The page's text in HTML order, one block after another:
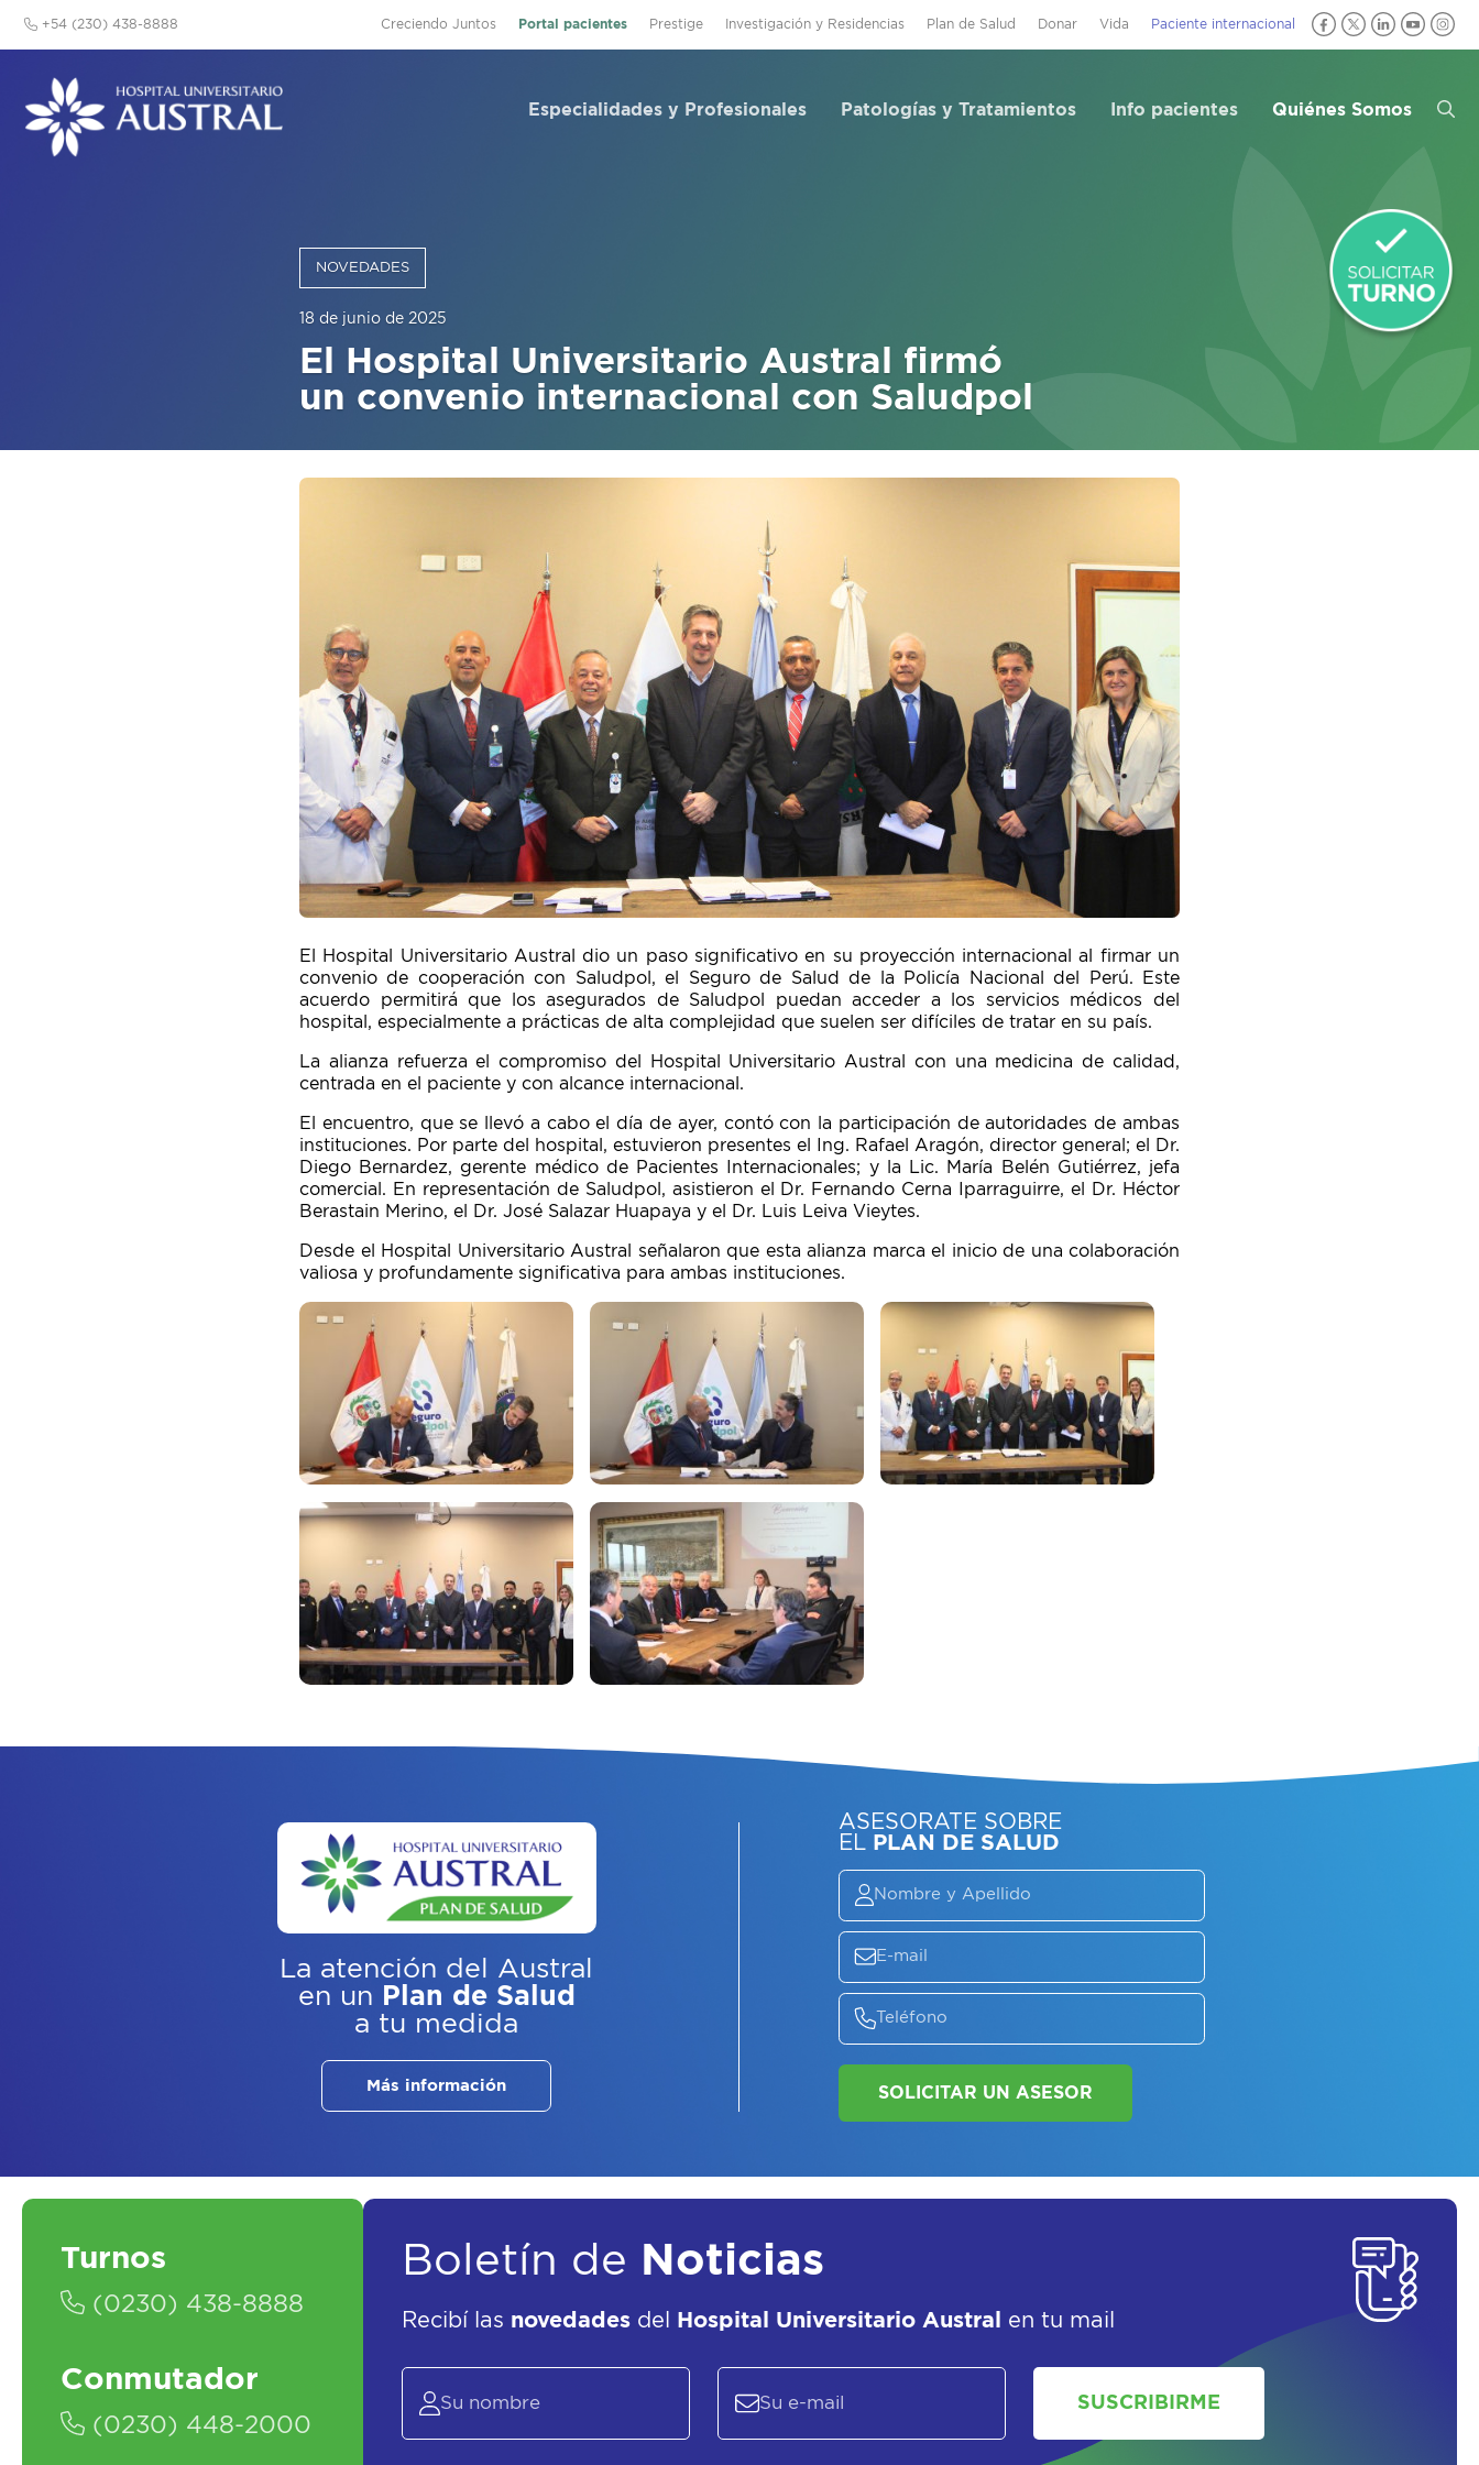
Creciendo Juntos Portal pacientes Prestige Investigación y Residencias Plan de Salud Donar Vida Paciente internacional
+54 (230) 438-8888
Especialidades y Profesionales Patologías y Tratamientos Info pacientes Quiénes Somos
NOVEDADES
18 de junio de 2025
El Hospital Universitario Austral firmó
un convenio internacional con Saludpol
El Hospital Universitario Austral dio un paso significativo en su proyección internacional al firmar un
convenio de cooperación con Saludpol, el Seguro de Salud de la Policía Nacional del Perú. Este
acuerdo permitirá que los asegurados de Saludpol puedan acceder a los servicios médicos del
hospital, especialmente a prácticas de alta complejidad que suelen ser difíciles de tratar en su país.
La alianza refuerza el compromiso del Hospital Universitario Austral con una medicina de calidad,
centrada en el paciente y con alcance internacional.
El encuentro, que se llevó a cabo el día de ayer, contó con la participación de autoridades de ambas
instituciones. Por parte del hospital, estuvieron presentes el Ing. Rafael Aragón, director general; el Dr.
Diego Bernardez, gerente médico de Pacientes Internacionales; y la Lic. María Belén Gutiérrez, jefa
comercial. En representación de Saludpol, asistieron el Dr. Fernando Cerna Iparraguirre, el Dr. Héctor
Berastain Merino, el Dr. José Salazar Huapaya y el Dr. Luis Leiva Vieytes.
Desde el Hospital Universitario Austral señalaron que esta alianza marca el inicio de una colaboración
valiosa y profundamente significativa para ambas instituciones.
La atención del Austral
en un Plan de Salud
a tu medida
Más información
ASESORATE SOBRE
ELPLAN DE SALUD
SOLICITAR UN ASESOR
Turnos
(0230) 438-8888
Conmutador
(0230) 448-2000
Boletín de Noticias
Recibí las novedades del Hospital Universitario Austral en tu mail
SUSCRIBIRME